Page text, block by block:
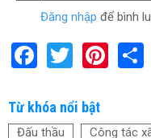
Đăng nhập để bình
F
ce
b
T
tt
er
Pi
es
Từ khóa nổi bật
Đấu thầu Công tác